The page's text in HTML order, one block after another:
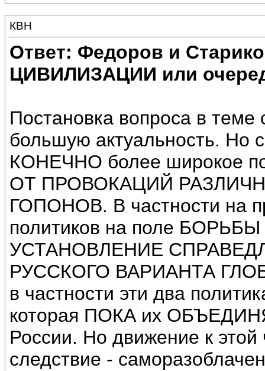
КВН
Ответ: Федоров и
ЦИВИЛИЗАЦИИ или
Постановка вопроса в
большую актуальность. Но
КОНЕЧНО более широкое
ОТ ПРОВОКАЦИЙ
ГОПОНОВ. В частности на
политиков на поле
УСТАНОВЛЕНИЕ
РУССКОГО ВАРИАНТА
в частности эти два
которая ПОКА их
России. Но движение к этой
следствие -